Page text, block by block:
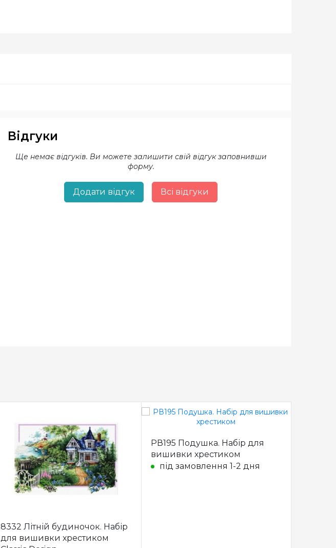
Відгуки
Ще немає відгуків. Ви можете залишити свій відгук заповнивши
форму.
Додати відгук Всі відгуки
8332 Літній будиночок. Набір
для вишивки хрестиком
РВ195 Подушка. Набір для
вишивки хрестиком
під замовлення 1-2 дня